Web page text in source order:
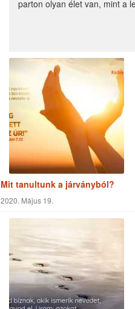
Mit tanultunk a járványból?
2020. Május 19.
2020. Április 02.